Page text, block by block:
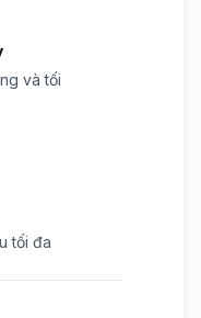
và tối
tối đa